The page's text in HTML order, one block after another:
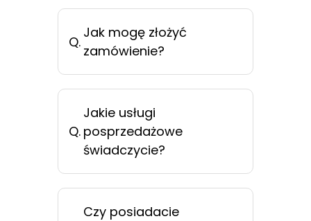
Q.
Jak mogę złożyć
zamówienie?
Q.
Jakie usługi
posprzedażowe
świadczycie?
Czy posiadacie